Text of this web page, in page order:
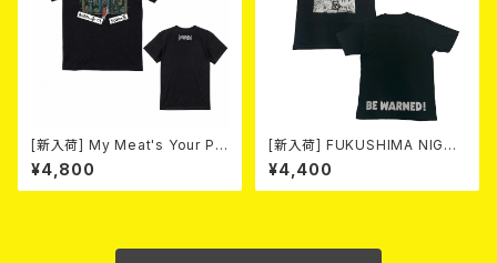
[新入荷] My Meat's Your Po
ison -あんたにゃ毒でもオイラ
にゃ薬- / BLACK T-shirt (XX
L & XXXL)
¥4,800
[新入荷] FUKUSHIMA NIGHT
MARE Tee -MISERY editio
n- (SMOKE BLACK)
¥4,400